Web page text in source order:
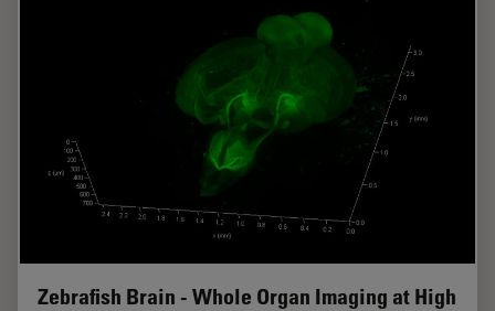
Zebrafish Brain - Whole Organ Imaging at High